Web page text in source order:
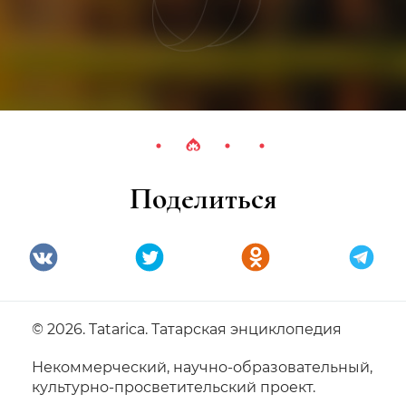
Поделиться
© 2026. Tatarica. Татарская энциклопедия
Некоммерческий, научно-образовательный,
культурно-просветительский проект.